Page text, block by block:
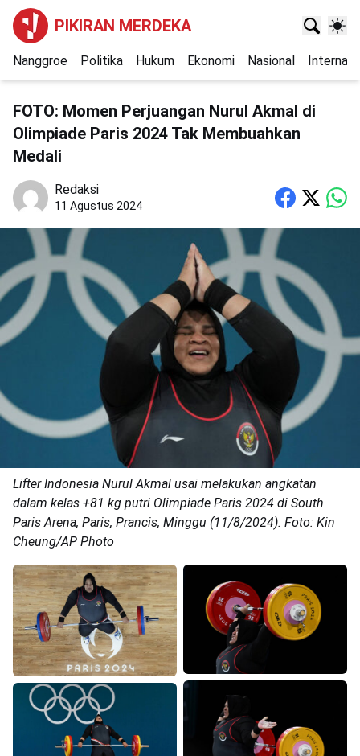
PIKIRAN MERDEKA
Nanggroe Politika Hukum Ekonomi Nasional
FOTO: Momen Perjuangan Nurul Akmal di
Olimpiade Paris 2024 Tak Membuahkan
Medali
Redaksi
11 Agustus 2024
Lifter Indonesia Nurul Akmal usai melakukan angkatan
dalam kelas +81 kg putri Olimpiade Paris 2024 di South
Paris Arena, Paris, Prancis, Minggu (11/8/2024). Foto: Kin
Cheung/AP Photo